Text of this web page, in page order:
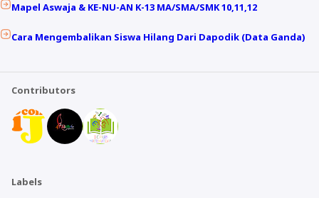
Mapel Aswaja & KE-NU-AN K-13 MA/SMA/SMK 10,11,12
Cara Mengembalikan Siswa Hilang Dari Dapodik (Data Ganda)
Contributors
Labels